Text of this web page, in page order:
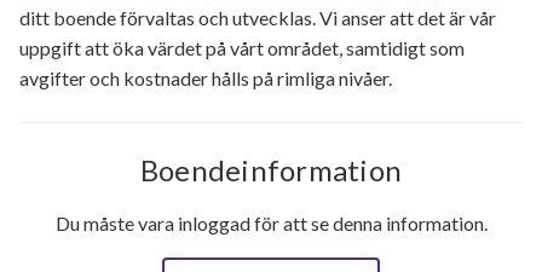
ditt boende förvaltas och utvecklas. Vi anser att det är vår
uppgift att öka värdet på vårt området, samtidigt som
avgifter och kostnader hålls på rimliga nivåer.
Boendeinformation
Du måste vara inloggad för att se denna information.